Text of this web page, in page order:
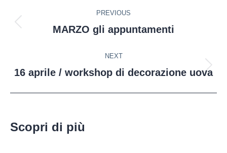
PREVIOUS
MARZO gli appuntamenti
NEXT
16 aprile / workshop di decorazione uova
Scopri di più